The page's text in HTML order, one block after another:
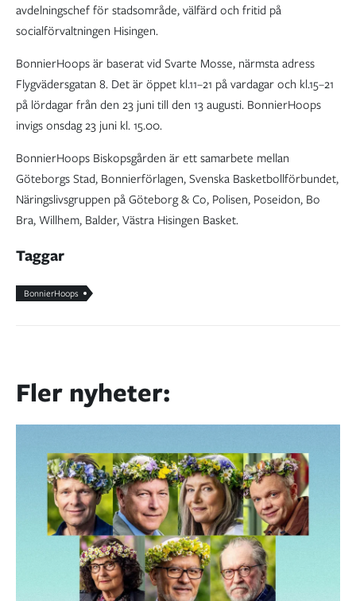
avdelningschef för stadsområde, välfärd och fritid på
socialförvaltningen Hisingen.
BonnierHoops är baserat vid Svarte Mosse, närmsta adress
Flygvädersgatan 8. Det är öppet kl.11–21 på vardagar och kl.15–21
på lördagar från den 23 juni till den 13 augusti. BonnierHoops
invigs onsdag 23 juni kl. 15.00.
BonnierHoops Biskopsgården är ett samarbete mellan
Göteborgs Stad, Bonnierförlagen, Svenska Basketbollförbundet,
Näringslivsgruppen på Göteborg & Co, Polisen, Poseidon, Bo
Bra, Willhem, Balder, Västra Hisingen Basket.
Taggar
BonnierHoops
Fler nyheter: